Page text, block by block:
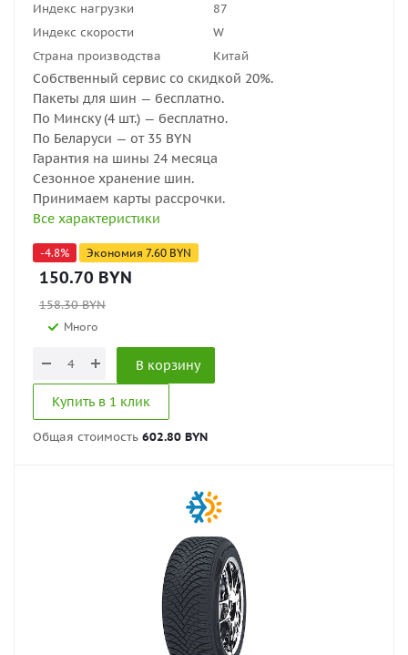
Индекс нагрузки
87
Индекс скорости
W
Страна производства
Китай
Собственный сервис со скидкой 20%.
Пакеты для шин — бесплатно.
По Минску (4 шт.) — бесплатно.
По Беларуси — от 35 BYN
Гарантия на шины 24 месяца
Сезонное хранение шин.
Принимаем карты рассрочки.
Все характеристики
-4.8% Экономия 7.60 BYN
150.70 BYN
158.30BYN
Много
В корзину
Купить в 1 клик
Общая стоимость 602.80 BYN